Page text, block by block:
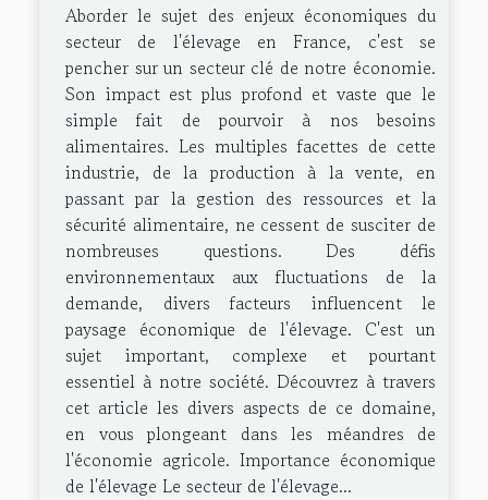
Aborder le sujet des enjeux économiques du
secteur de l'élevage en France, c'est se
pencher sur un secteur clé de notre économie.
Son impact est plus profond et vaste que le
simple fait de pourvoir à nos besoins
alimentaires. Les multiples facettes de cette
industrie, de la production à la vente, en
passant par la gestion des ressources et la
sécurité alimentaire, ne cessent de susciter de
nombreuses questions. Des défis
environnementaux aux fluctuations de la
demande, divers facteurs influencent le
paysage économique de l'élevage. C'est un
sujet important, complexe et pourtant
essentiel à notre société. Découvrez à travers
cet article les divers aspects de ce domaine,
en vous plongeant dans les méandres de
l'économie agricole. Importance économique
de l'élevage Le secteur de l'élevage...